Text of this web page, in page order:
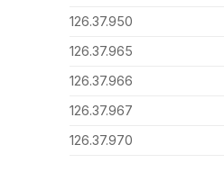
126.37.950
126.37.965
126.37.966
126.37.967
126.37.970